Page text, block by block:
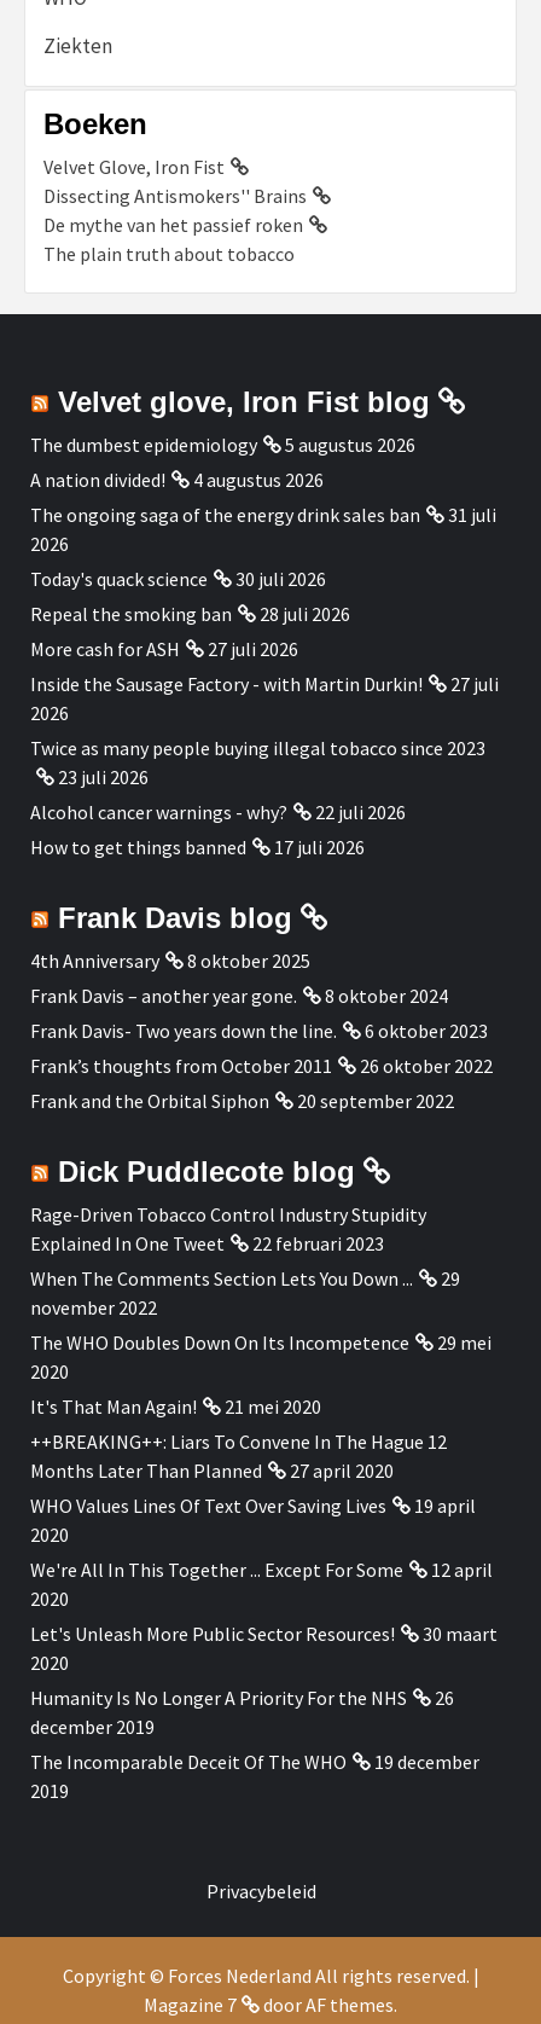
Ziekten
Boeken
Velvet Glove, Iron Fist
Dissecting Antismokers'' Brains
De mythe van het passief roken
The plain truth about tobacco
Velvet glove, Iron Fist blog
The dumbest epidemiology
5 augustus 2026
A nation divided!
4 augustus 2026
The ongoing saga of the energy drink sales ban
31 juli
2026
Today's quack science
30 juli 2026
Repeal the smoking ban
28 juli 2026
More cash for ASH
27 juli 2026
Inside the Sausage Factory - with Martin Durkin!
27 juli
2026
Twice as many people buying illegal tobacco since 2023
23 juli 2026
Alcohol cancer warnings - why?
22 juli 2026
How to get things banned
17 juli 2026
Frank Davis blog
4th Anniversary
8 oktober 2025
Frank Davis – another year gone.
8 oktober 2024
Frank Davis- Two years down the line.
6 oktober 2023
Frank’s thoughts from October 2011
26 oktober 2022
Frank and the Orbital Siphon
20 september 2022
Dick Puddlecote blog
Rage-Driven Tobacco Control Industry Stupidity
Explained In One Tweet
22 februari 2023
When The Comments Section Lets You Down ...
29
november 2022
The WHO Doubles Down On Its Incompetence
29 mei
2020
It's That Man Again!
21 mei 2020
++BREAKING++: Liars To Convene In The Hague 12
Months Later Than Planned
27 april 2020
WHO Values Lines Of Text Over Saving Lives
19 april
2020
We're All In This Together ... Except For Some
12 april
2020
Let's Unleash More Public Sector Resources!
30 maart
2020
Humanity Is No Longer A Priority For the NHS
26
december 2019
The Incomparable Deceit Of The WHO
19 december
2019
Privacybeleid
Copyright © Forces Nederland All rights reserved. |
Magazine 7
door AF themes.